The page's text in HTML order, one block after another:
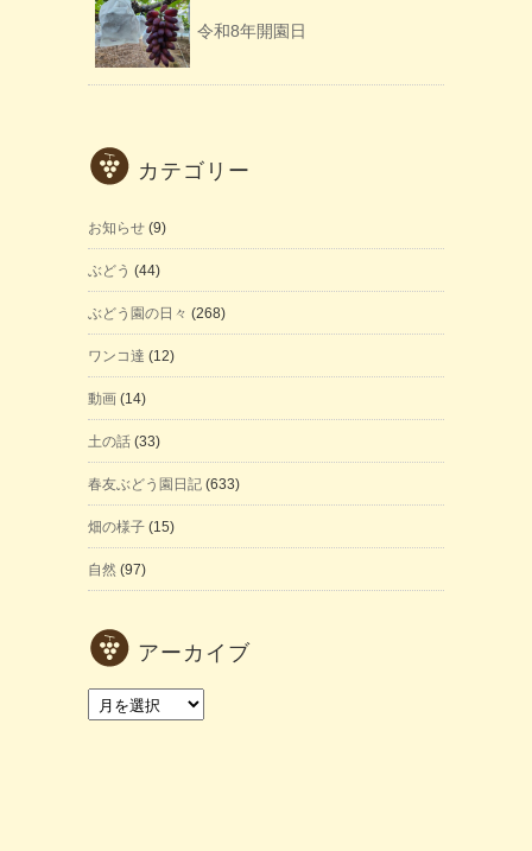
令和8年開園日
カテゴリー
お知らせ (9)
ぶどう (44)
ぶどう園の日々 (268)
ワンコ達 (12)
動画 (14)
土の話 (33)
春友ぶどう園日記 (633)
畑の様子 (15)
自然 (97)
アーカイブ
ア